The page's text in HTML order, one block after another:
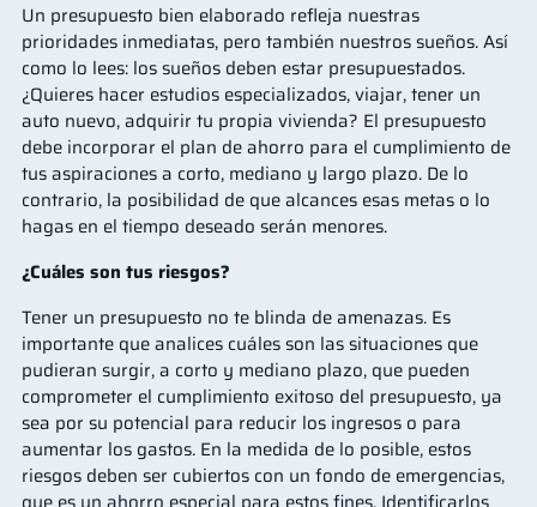
Un presupuesto bien elaborado refleja nuestras
prioridades inmediatas, pero también nuestros sueños. Así
como lo lees: los sueños deben estar presupuestados.
¿Quieres hacer estudios especializados, viajar, tener un
auto nuevo, adquirir tu propia vivienda? El presupuesto
debe incorporar el plan de ahorro para el cumplimiento de
tus aspiraciones a corto, mediano y largo plazo. De lo
contrario, la posibilidad de que alcances esas metas o lo
hagas en el tiempo deseado serán menores.
¿Cuáles son tus riesgos?
Tener un presupuesto no te blinda de amenazas. Es
importante que analices cuáles son las situaciones que
pudieran surgir, a corto y mediano plazo, que pueden
comprometer el cumplimiento exitoso del presupuesto, ya
sea por su potencial para reducir los ingresos o para
aumentar los gastos. En la medida de lo posible, estos
riesgos deben ser cubiertos con un fondo de emergencias,